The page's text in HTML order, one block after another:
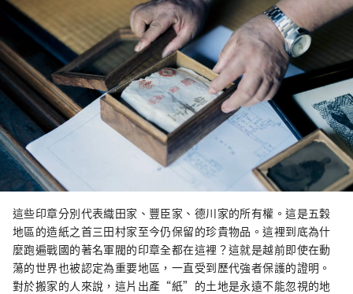
這些印章分別代表織田家、豐臣家、德川家的所有權。這是五穀
地區的造紙之首三田村家至今仍保留的珍貴物品。這裡到底為什
麼跑遍戰國的著名軍閥的印章全都在這裡？這就是越前即使在動
蕩的世界也被認定為重要地區，一直受到歷代強者保護的證明。
對於搬家的人來說，這片出產“紙”的土地是永遠不能忽視的地